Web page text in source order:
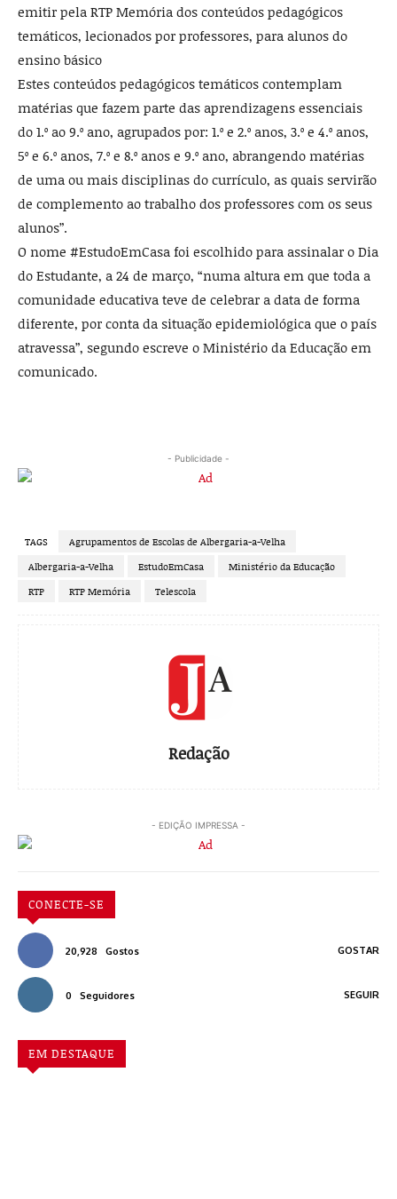
emitir pela RTP Memória dos conteúdos pedagógicos
temáticos, lecionados por professores, para alunos do
ensino básico
Estes conteúdos pedagógicos temáticos contemplam
matérias que fazem parte das aprendizagens essenciais
do 1.º ao 9.º ano, agrupados por: 1.º e 2.º anos, 3.º e 4.º anos,
5º e 6.º anos, 7.º e 8.º anos e 9.º ano, abrangendo matérias
de uma ou mais disciplinas do currículo, as quais servirão
de complemento ao trabalho dos professores com os seus
alunos”.
O nome #EstudoEmCasa foi escolhido para assinalar o Dia
do Estudante, a 24 de março, “numa altura em que toda a
comunidade educativa teve de celebrar a data de forma
diferente, por conta da situação epidemiológica que o país
atravessa”, segundo escreve o Ministério da Educação em
comunicado.
- Publicidade -
TAGS
Agrupamentos de Escolas de Albergaria-a-Velha
Albergaria-a-Velha
EstudoEmCasa
Ministério da Educação
RTP
RTP Memória Telescola
Redação
- EDIÇÃO IMPRESSA -
CONECTE-SE
20,928 Gostos GOSTAR
0 Seguidores SEGUIR
EM DESTAQUE